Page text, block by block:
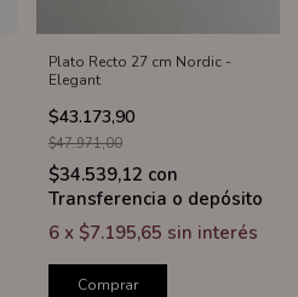
Plato Recto 27 cm Nordic -
Elegant
$43.173,90
$47.971,00
$34.539,12 con
Transferencia o depósito
6 x $7.195,65 sin interés
Comprar